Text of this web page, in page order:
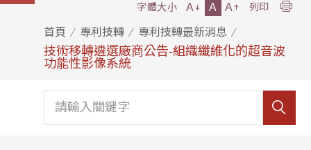
首頁 專利技轉 專利技轉最新消息
技術移轉遴選廠商公告-組織纖維化的超音波
功能性影像系統
字體大小 A A A 列印